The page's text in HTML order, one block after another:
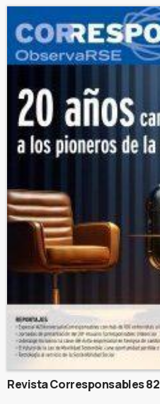
Revista Corresponsables 82